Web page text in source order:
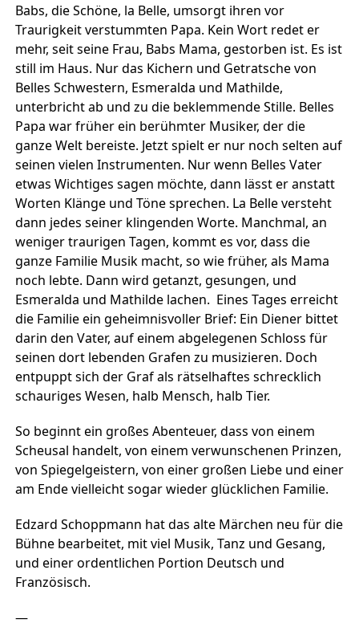
Babs, die Schöne, la Belle, umsorgt ihren vor
Traurigkeit verstummten Papa. Kein Wort redet er
mehr, seit seine Frau, Babs Mama, gestorben ist. Es ist
still im Haus. Nur das Kichern und Getratsche von
Belles Schwestern, Esmeralda und Mathilde,
unterbricht ab und zu die beklemmende Stille. Belles
Papa war früher ein berühmter Musiker, der die
ganze Welt bereiste. Jetzt spielt er nur noch selten auf
seinen vielen Instrumenten. Nur wenn Belles Vater
etwas Wichtiges sagen möchte, dann lässt er anstatt
Worten Klänge und Töne sprechen. La Belle versteht
dann jedes seiner klingenden Worte. Manchmal, an
weniger traurigen Tagen, kommt es vor, dass die
ganze Familie Musik macht, so wie früher, als Mama
noch lebte. Dann wird getanzt, gesungen, und
Esmeralda und Mathilde lachen. Eines Tages erreicht
die Familie ein geheimnisvoller Brief: Ein Diener bittet
darin den Vater, auf einem abgelegenen Schloss für
seinen dort lebenden Grafen zu musizieren. Doch
entpuppt sich der Graf als rätselhaftes schrecklich
schauriges Wesen, halb Mensch, halb Tier.
So beginnt ein großes Abenteuer, dass von einem
Scheusal handelt, von einem verwunschenen Prinzen,
von Spiegelgeistern, von einer großen Liebe und einer
am Ende vielleicht sogar wieder glücklichen Familie.
Edzard Schoppmann hat das alte Märchen neu für die
Bühne bearbeitet, mit viel Musik, Tanz und Gesang,
und einer ordentlichen Portion Deutsch und
Französisch.
—